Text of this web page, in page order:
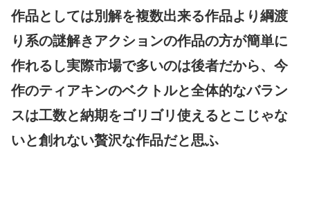
作品としては別解を複数出来る作品より綱渡
り系の謎解きアクションの作品の方が簡単に
作れるし実際市場で多いのは後者だから、今
作のティアキンのベクトルと全体的なバラン
スは工数と納期をゴリゴリ使えるとこじゃな
いと創れない贅沢な作品だと思ふ